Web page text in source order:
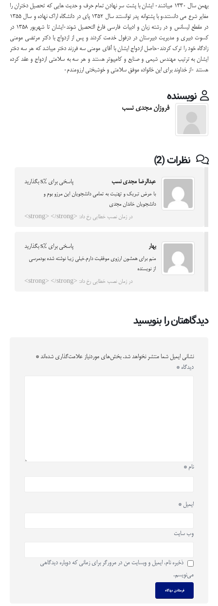
بهمن سال ۱۳۳۰ میباشند۰ ایشان با پشت سر نهادن تمام حرف و حدیث هایی که تحصیل دختران را
مغایر شرع می دانستند،و با پشتوانه پدر توانستند سال ۱۳۵۲ پای در دانشگاه اراک نهاده و سال ۱۳۵۵
در مقطع لیسانس و در رشته زبان و ادبیات فارسی فارغ التحصیل شوند۰ایشان تا شهریور ۱۳۵۸ در
کسوت دبیری و مدیریت دبیرستان در دزفول خدمت کردند و پس از ازدواج با دکتر مرتضی مومنی
زادگاه خود را ترک کردند۰حاصل ازدواج ایشان با آقای مومنی سه فرزند دختر میباشد که هر سه دختر
ایشان به ترتیب مهندس شیمی و صنایع و کامپیوتر هستند و هر سه به سلامتی ازدواج و عقد کرده
هستند ۰از خداوند برای این خانواده موفق سلامتی و خوشبختی ارزومندم۰
نویسنده
فروزان مجدی نسب
نظرات (2)
عبدالرضا مجدی نسب پاسخی برای %s بگذارید
با عرض تبریک و تهنیت به تمامی دانشجویان این مرزو بوم و
دانشجویان خاندان مجدی
در زمان نصب خطایی رخ داد: <strong> </strong>
بهار پاسخی برای %s بگذارید
منم برای همشون ارزوی موفقیت دارم.خیلی زیبا نوشته شده بودمرسی
از نویسنده
در زمان نصب خطایی رخ داد: <strong> </strong>
دیدگاهتان را بنویسید
نشانی ایمیل شما منتشر نخواهد شد. بخش‌های موردنیاز علامت‌گذاری شده‌اند *
دیدگاه *
نام *
ایمیل *
وب‌ سایت
ذخیره نام، ایمیل و وبسایت من در مرورگر برای زمانی که دوباره دیدگاهی
می‌نویسم.